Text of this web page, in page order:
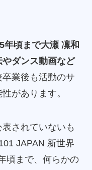
年頃まで大瀬 凜和
ダンス動画など
業後も活動のサ
があります。
されていないも
JAPAN 新世界
頃まで、何らかの